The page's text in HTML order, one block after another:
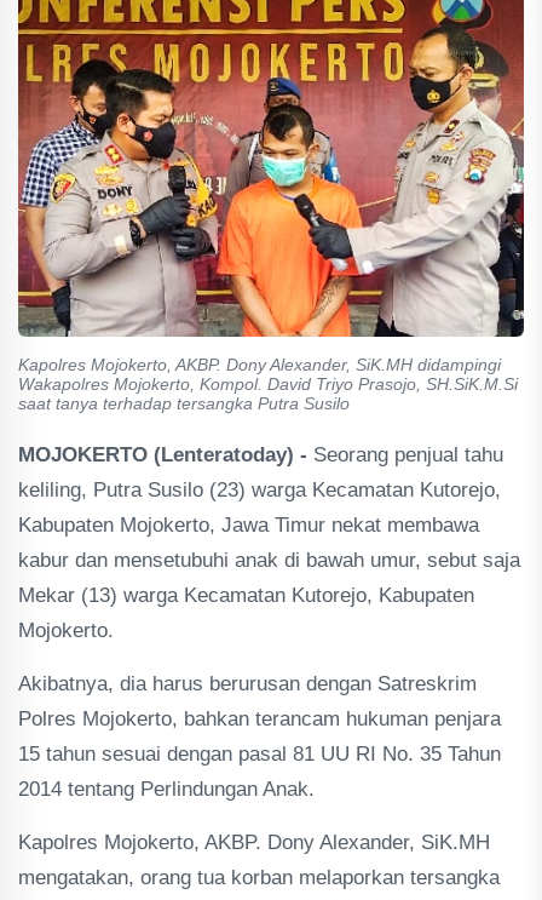
Kapolres Mojokerto, AKBP. Dony Alexander, SiK.MH didampingi
Wakapolres Mojokerto, Kompol. David Triyo Prasojo, SH.SiK.M.Si
saat tanya terhadap tersangka Putra Susilo
MOJOKERTO (Lenteratoday) - Seorang penjual tahu
keliling, Putra Susilo (23) warga Kecamatan Kutorejo,
Kabupaten Mojokerto, Jawa Timur nekat membawa
kabur dan mensetubuhi anak di bawah umur, sebut saja
Mekar (13) warga Kecamatan Kutorejo, Kabupaten
Mojokerto.
Akibatnya, dia harus berurusan dengan Satreskrim
Polres Mojokerto, bahkan terancam hukuman penjara
15 tahun sesuai dengan pasal 81 UU RI No. 35 Tahun
2014 tentang Perlindungan Anak.
Kapolres Mojokerto, AKBP. Dony Alexander, SiK.MH
mengatakan, orang tua korban melaporkan tersangka